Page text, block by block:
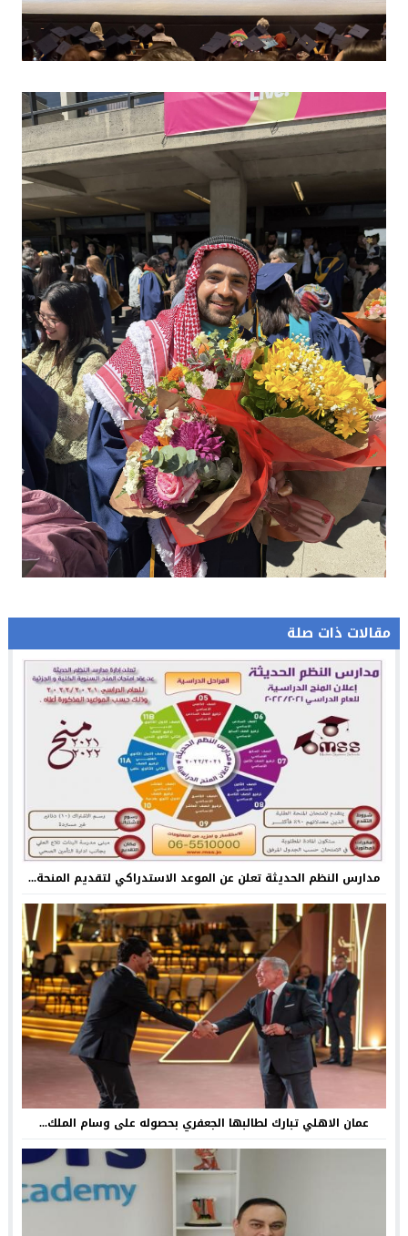
مقالات ذات صلة
مدارس النظم الحديثة تعلن عن الموعد الاستدراكي لتقديم المنحة...
عمان الاهلي تبارك لطالبها الجعفري بحصوله على وسام الملك...